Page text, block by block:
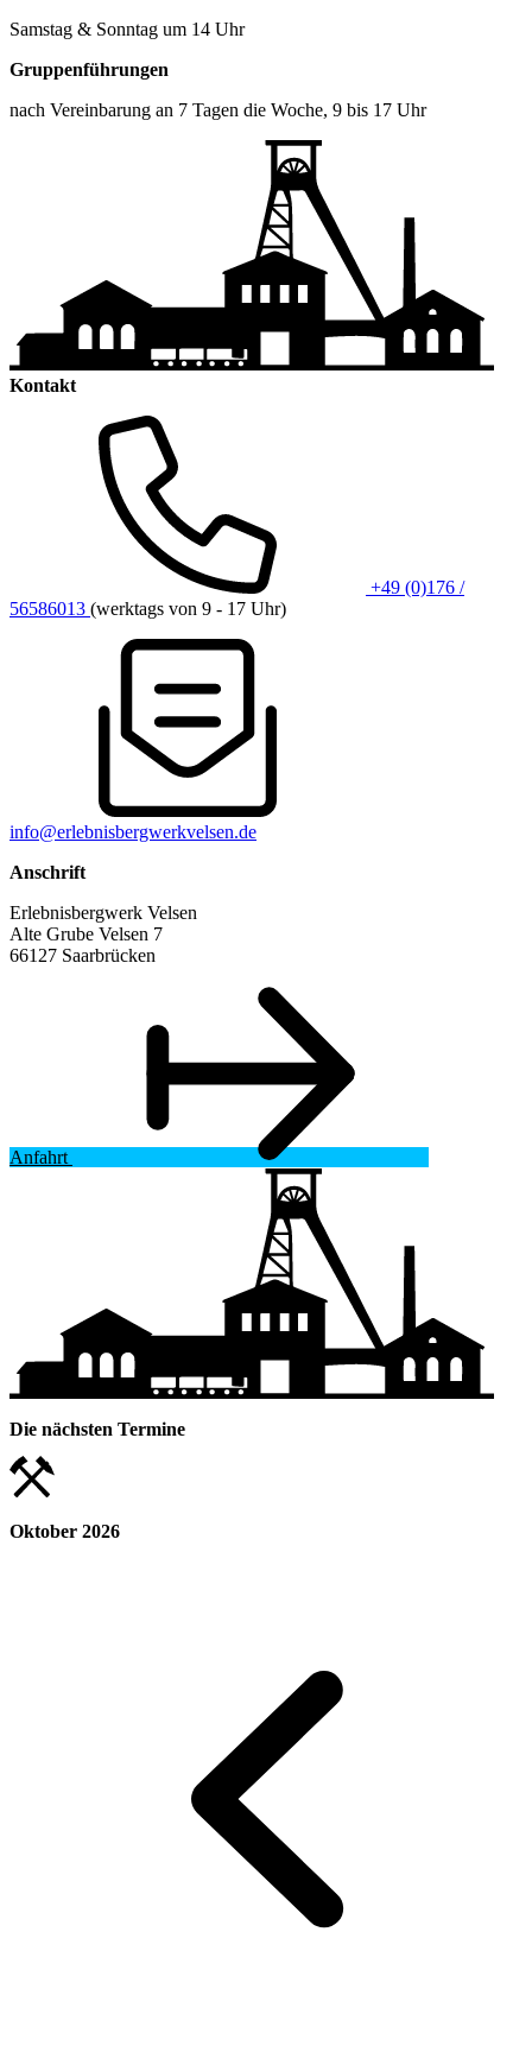
Samstag & Sonntag um 14 Uhr
Gruppenführungen
nach Vereinbarung an 7 Tagen die Woche, 9 bis 17 Uhr
Kontakt
+49 (0)176 /
56586013 (werktags von 9 - 17 Uhr)
info@erlebnisbergwerkvelsen.de
Anschrift
Erlebnisbergwerk Velsen
Alte Grube Velsen 7
66127 Saarbrücken
Anfahrt
Die nächsten Termine
Oktober 2026